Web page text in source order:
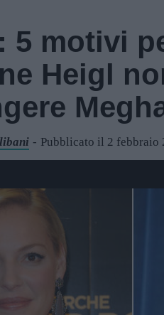
5 motivi
Heigl
Pubblicato il 2 febbraio